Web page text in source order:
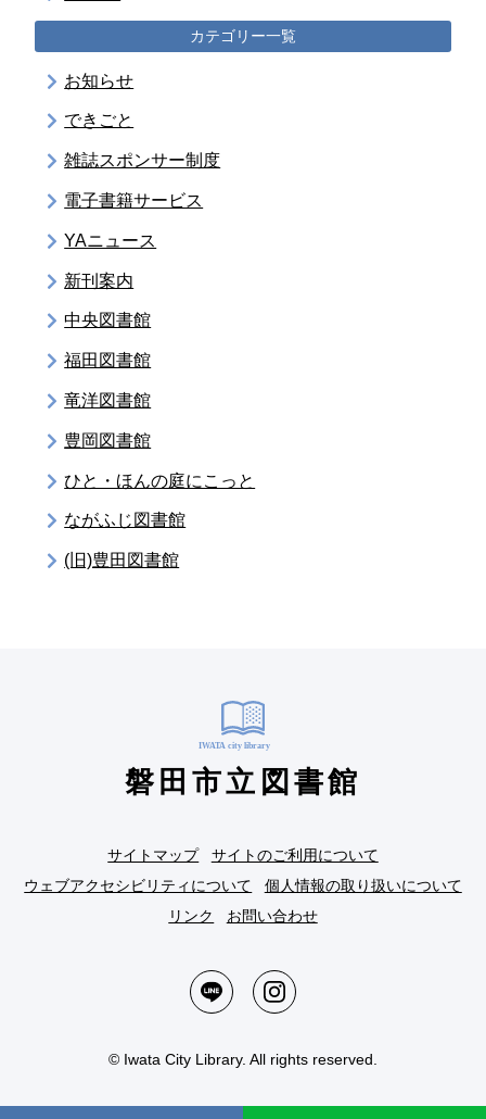
カテゴリー一覧
お知らせ
できごと
雑誌スポンサー制度
電子書籍サービス
YAニュース
新刊案内
中央図書館
福田図書館
竜洋図書館
豊岡図書館
ひと・ほんの庭にこっと
ながふじ図書館
(旧)豊田図書館
磐田市立図書館
サイトマップ
サイトのご利用について
ウェブアクセシビリティについて
個人情報の取り扱いについて
リンク
お問い合わせ
© Iwata City Library. All rights reserved.